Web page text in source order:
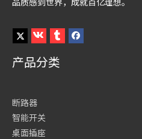
产品分类
断路器
智能开关
桌面插座